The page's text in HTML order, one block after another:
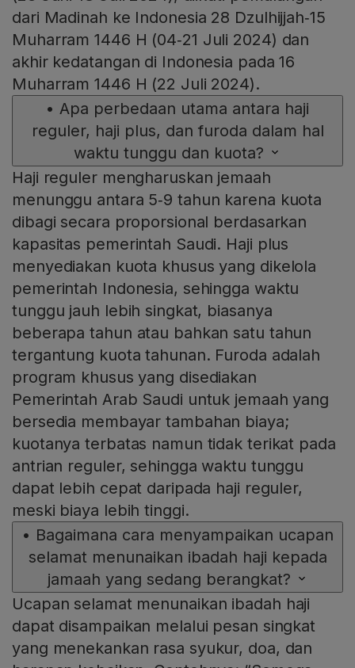
dari Madinah ke Indonesia 28 Dzulhijjah‑15
Muharram 1446 H (04‑21 Juli 2024) dan
akhir kedatangan di Indonesia pada 16
Muharram 1446 H (22 Juli 2024).
• Apa perbedaan utama antara haji
reguler, haji plus, dan furoda dalam hal
waktu tunggu dan kuota?
Haji reguler mengharuskan jemaah
menunggu antara 5‑9 tahun karena kuota
dibagi secara proporsional berdasarkan
kapasitas pemerintah Saudi. Haji plus
menyediakan kuota khusus yang dikelola
pemerintah Indonesia, sehingga waktu
tunggu jauh lebih singkat, biasanya
beberapa tahun atau bahkan satu tahun
tergantung kuota tahunan. Furoda adalah
program khusus yang disediakan
Pemerintah Arab Saudi untuk jemaah yang
bersedia membayar tambahan biaya;
kuotanya terbatas namun tidak terikat pada
antrian reguler, sehingga waktu tunggu
dapat lebih cepat daripada haji reguler,
meski biaya lebih tinggi.
• Bagaimana cara menyampaikan ucapan
selamat menunaikan ibadah haji kepada
jamaah yang sedang berangkat?
Ucapan selamat menunaikan ibadah haji
dapat disampaikan melalui pesan singkat
yang menekankan rasa syukur, doa, dan